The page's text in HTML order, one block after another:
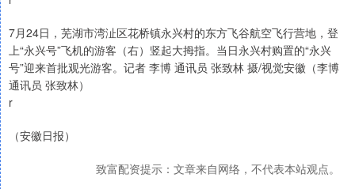
7月24日，芜湖市湾沚区花桥镇永兴村的东方飞谷航空飞行营地，登
上“永兴号”飞机的游客（右）竖起大拇指。当日永兴村购置的“永兴
号”迎来首批观光游客。记者 李博 通讯员 张致林 摄/视觉安徽（李博
通讯员 张致林）
r
（安徽日报）
致富配资提示：文章来自网络，不代表本站观点。